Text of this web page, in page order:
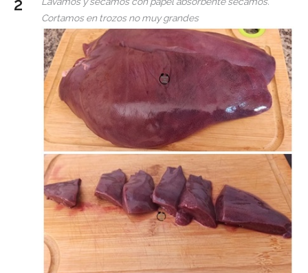
Cortamos en trozos no muy grandes